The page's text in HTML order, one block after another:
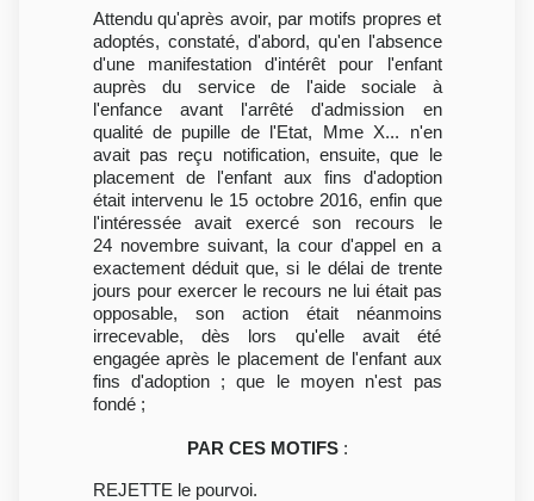
Attendu qu'après avoir, par motifs propres et
adoptés, constaté, d'abord, qu'en l'absence
d'une manifestation d'intérêt pour l'enfant
auprès du service de l'aide sociale à
l'enfance avant l'arrêté d'admission en
qualité de pupille de l'Etat, Mme X... n'en
avait pas reçu notification, ensuite, que le
placement de l'enfant aux fins d'adoption
était intervenu le 15 octobre 2016, enfin que
l'intéressée avait exercé son recours le
24 novembre suivant, la cour d'appel en a
exactement déduit que, si le délai de trente
jours pour exercer le recours ne lui était pas
opposable, son action était néanmoins
irrecevable, dès lors qu'elle avait été
engagée après le placement de l'enfant aux
fins d'adoption ; que le moyen n'est pas
fondé ;
PAR CES MOTIFS:
REJETTE le pourvoi.